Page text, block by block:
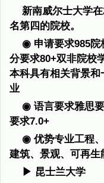
新南威尔士大学
名第四的院校。
◉ 申请要求985院
分要求80+双非院校
本科具有相关背景
业
◉ 语言要求雅思
要求7.0+
◉ 优势专业工程
建筑、景观、可再
▶ 昆士兰大学